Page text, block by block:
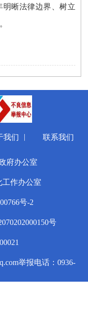
明晰法律边界、树立
我们 | 联系我们
府办公室
工作办公室
号-2
号
举报电话：0936-